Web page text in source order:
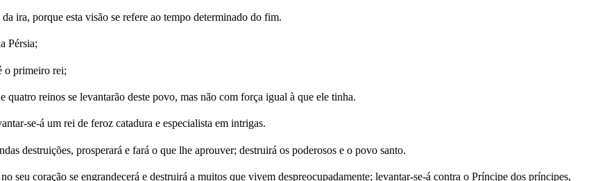
ira, porque esta visão se refere ao tempo determinado do fim.
Pérsia;
o primeiro rei;
reinos se levantarão deste povo, mas não com força igual à que ele tinha.
se-á um rei de feroz catadura e especialista em intrigas.
destruições, prosperará e fará o que lhe aprouver; destruirá os poderosos e o povo santo.
seu coração se engrandecerá e destruirá a muitos que vivem despreocupadamente; levantar-se-á contra o Príncipe dos príncipes,